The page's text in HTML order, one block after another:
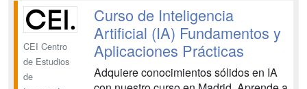
un plan de contenidos y canales que
conecten verda...
CEI Centro
de Estudios
de
Curso de Inteligencia
Artificial (IA) Fundamentos y
Aplicaciones Prácticas
Adquiere conocimientos sólidos en IA